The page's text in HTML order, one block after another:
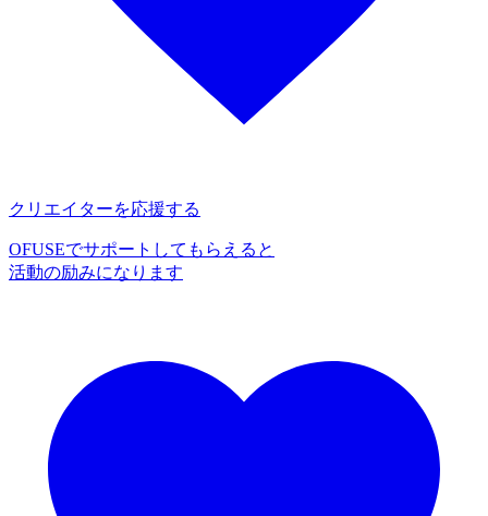
クリエイターを応援する
OFUSEでサポートしてもらえると
活動の励みになります